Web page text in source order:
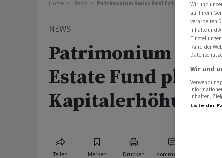
Home News Patrimonium Swiss Real Estate Fund plant
NEWS
Patrimonium
Estate Fund plant
Kapitalerhöhung
Teilen Merken Drucken Kommentare
Wir und
auf Ihrem
verarbeiten
Inhalte und
Rand der
Wir und
Verwendung
Inhalten,
Liste der